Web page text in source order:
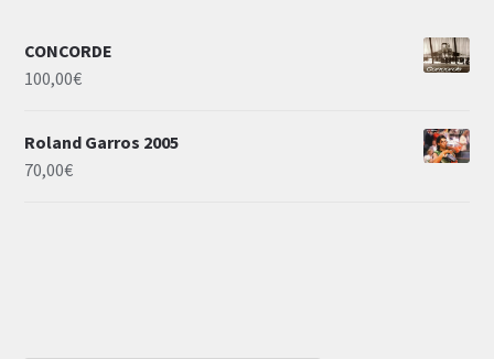
CONCORDE
100,00€
Roland Garros 2005
70,00€